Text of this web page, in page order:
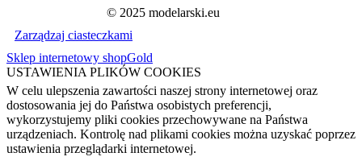
© 2025 modelarski.eu
Zarządzaj ciasteczkami
Sklep internetowy shopGold
USTAWIENIA PLIKÓW COOKIES
W celu ulepszenia zawartości naszej strony internetowej oraz
dostosowania jej do Państwa osobistych preferencji,
wykorzystujemy pliki cookies przechowywane na Państwa
urządzeniach. Kontrolę nad plikami cookies można uzyskać poprzez
ustawienia przeglądarki internetowej.